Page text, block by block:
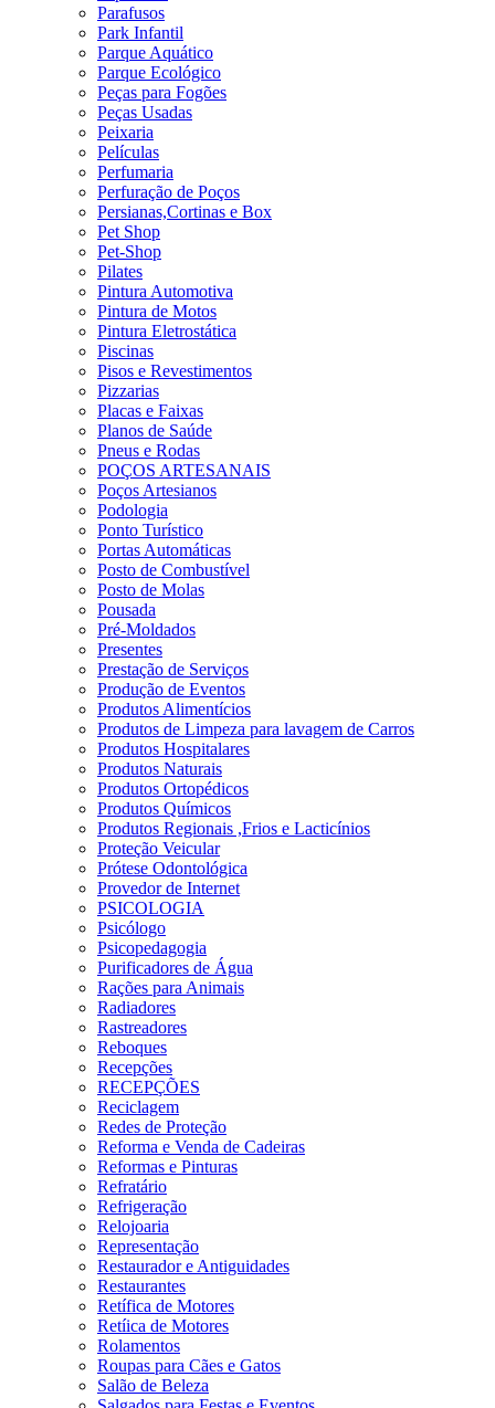
Parafusos
Park Infantil
Parque Aquático
Parque Ecológico
Peças para Fogões
Peças Usadas
Peixaria
Películas
Perfumaria
Perfuração de Poços
Persianas,Cortinas e Box
Pet Shop
Pet-Shop
Pilates
Pintura Automotiva
Pintura de Motos
Pintura Eletrostática
Piscinas
Pisos e Revestimentos
Pizzarias
Placas e Faixas
Planos de Saúde
Pneus e Rodas
POÇOS ARTESANAIS
Poços Artesianos
Podologia
Ponto Turístico
Portas Automáticas
Posto de Combustível
Posto de Molas
Pousada
Pré-Moldados
Presentes
Prestação de Serviços
Produção de Eventos
Produtos Alimentícios
Produtos de Limpeza para lavagem de Carros
Produtos Hospitalares
Produtos Naturais
Produtos Ortopédicos
Produtos Químicos
Produtos Regionais ,Frios e Lacticínios
Proteção Veicular
Prótese Odontológica
Provedor de Internet
PSICOLOGIA
Psicólogo
Psicopedagogia
Purificadores de Água
Rações para Animais
Radiadores
Rastreadores
Reboques
Recepções
RECEPÇÕES
Reciclagem
Redes de Proteção
Reforma e Venda de Cadeiras
Reformas e Pinturas
Refratário
Refrigeração
Relojoaria
Representação
Restaurador e Antiguidades
Restaurantes
Retífica de Motores
Retíica de Motores
Rolamentos
Roupas para Cães e Gatos
Salão de Beleza